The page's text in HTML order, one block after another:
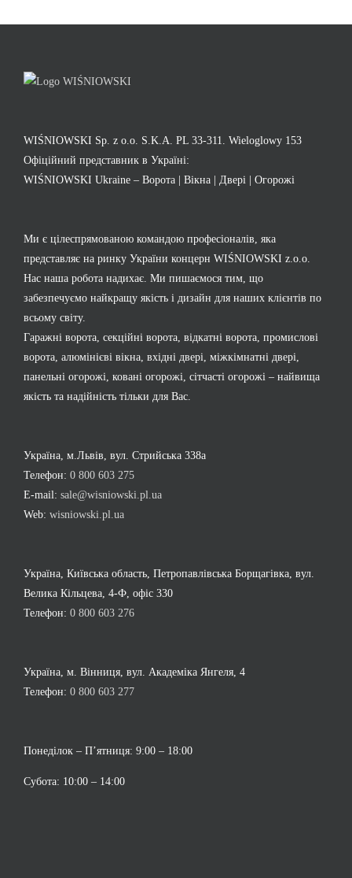
WIŚNIOWSKI Sp. z o.o. S.K.A. PL 33-311. Wieloglowy 153
Офіційний представник в Україні:
WIŚNIOWSKI Ukraine – Ворота | Вікна | Двері | Огорожі
Ми є цілеспрямованою командою професіоналів, яка
представляє на ринку України концерн WIŚNIOWSKI z.o.o.
Нас наша робота надихає. Ми пишаємося тим, що
забезпечуємо найкращу якість і дизайн для наших клієнтів по
всьому світу.
Гаражні ворота, секційні ворота, відкатні ворота, промислові
ворота, алюмінієві вікна, вхідні двері, міжкімнатні двері,
панельні огорожі, ковані огорожі, сітчасті огорожі – найвища
якість та надійність тільки для Вас.
Україна, м.Львів, вул. Стрийська 338а
Телефон: 0 800 603 275
E-mail: sale@wisniowski.pl.ua
Web: wisniowski.pl.ua
Україна, Київська область, Петропавлівська Борщагівка, вул.
Велика Кільцева, 4-Ф, офіс 330
Телефон: 0 800 603 276
Україна, м. Вінниця, вул. Академіка Янгеля, 4
Телефон: 0 800 603 277
Понеділок – П’ятниця: 9:00 – 18:00
Субота: 10:00 – 14:00